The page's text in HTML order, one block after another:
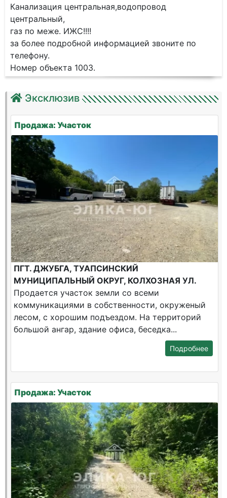
Канализация центральная,водопровод
центральный,
газ по меже. ИЖС!!!!
за более подробной информацией звоните по
телефону.
Номер объекта 1003.
Эксклюзив
Продажа: Участок
ПГТ. ДЖУБГА, ТУАПСИНСКИЙ
МУНИЦИПАЛЬНЫЙ ОКРУГ, КОЛХОЗНАЯ УЛ.
Продается участок земли со всеми
коммуникациями в собственности, окруженый
лесом, с хорошим подъездом. На территорий
большой ангар, здание офиса, беседка...
Подробнее
Продажа: Участок